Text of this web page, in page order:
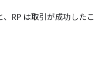
RP は取引が成功したこ